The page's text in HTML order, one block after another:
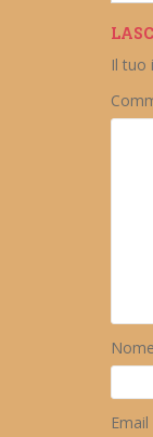
Il tuo
Nome
Email